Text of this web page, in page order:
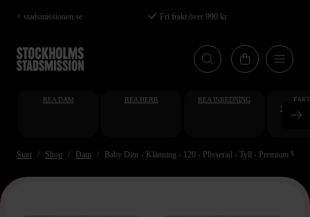
Hoppa
till
huvudinnehåll
< stadsmissionen.se Fri frakt över 990 kr
REA DAM REA HERR REA INREDNING
Start Shop Dam Baby Dior - Klänning - 120 - Plisserad - Tyll - Premium